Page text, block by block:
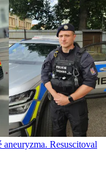
Resuscitoval